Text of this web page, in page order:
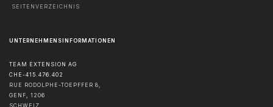
SEITENVERZEICHNIS
UNTERNEHMENSINFORMATIONEN
TEAM EXTENSION AG
CHE-415.476.402
RUE RODOLPHE-TOEPFFER 8,
GENF, 1206